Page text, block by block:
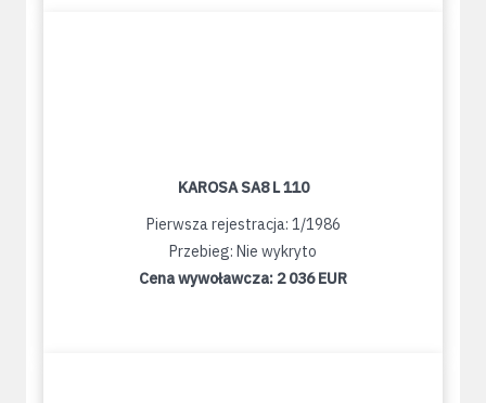
KAROSA SA8 L 110
Pierwsza rejestracja: 1/1986
Przebieg: Nie wykryto
Cena wywoławcza: 2 036 EUR